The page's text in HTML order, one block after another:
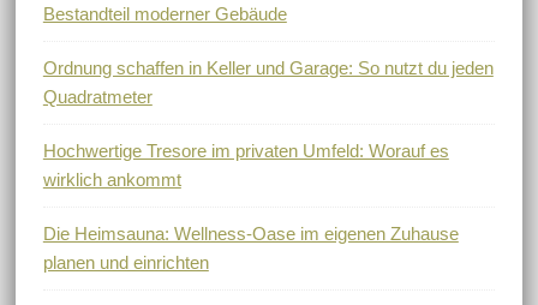
Bestandteil moderner Gebäude
Ordnung schaffen in Keller und Garage: So nutzt du jeden
Quadratmeter
Hochwertige Tresore im privaten Umfeld: Worauf es
wirklich ankommt
Die Heimsauna: Wellness-Oase im eigenen Zuhause
planen und einrichten